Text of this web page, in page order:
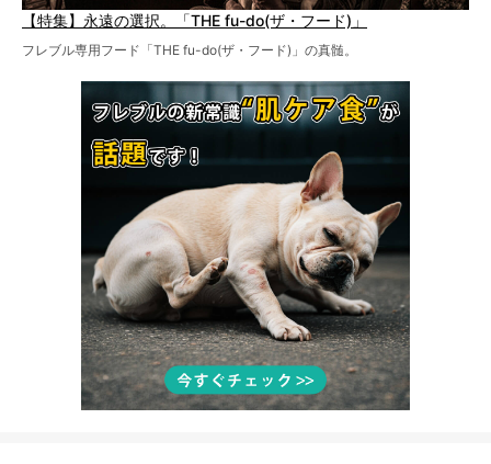
【特集】永遠の選択。「THE fu-do(ザ・フード)」
フレブル専用フード「THE fu-do(ザ・フード)」の真髄。